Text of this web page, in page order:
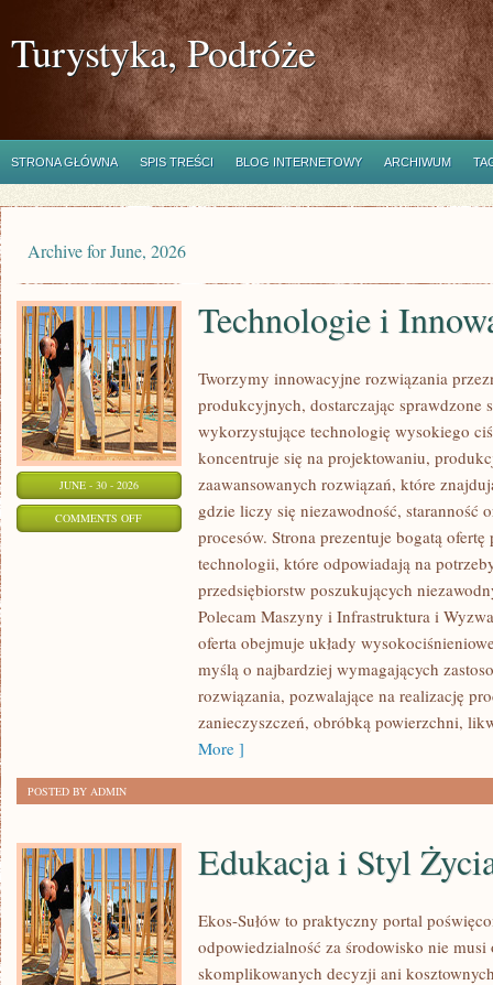
Turystyka, Podróże
STRONA GŁÓWNA SPIS TREŚCI BLOG INTERNETOWY ARCHIWUM
Archive for June, 2026
JUNE - 30 - 2026
COMMENTS OFFON
TECHNOLOGIE
INNOWACJE
Technologie i
Tworzymy innowacyjne rozwiązania
produkcyjnych, dostarczając sprawdzone
wykorzystujące technologię wysokiego
koncentruje się na projektowaniu,
zaawansowanych rozwiązań, które
gdzie liczy się niezawodność, staranność
procesów. Strona prezentuje bogatą ofertę
technologii, które odpowiadają na
przedsiębiorstw poszukujących
Polecam Maszyny i Infrastruktura i
oferta obejmuje układy
myślą o najbardziej wymagających
rozwiązania, pozwalające na realizację
zanieczyszczeń, obróbką powierzchni,
More ]
POSTED BY ADMIN
Edukacja i Styl
Ekos-Sułów to praktyczny portal
odpowiedzialność za środowisko nie
skomplikowanych decyzji ani